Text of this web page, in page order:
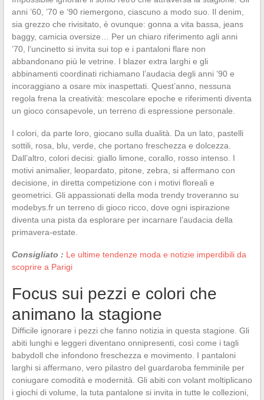
anni ’60, ’70 e ’90 riemergono, ciascuno a modo suo. Il denim,
sia grezzo che rivisitato, è ovunque: gonna a vita bassa, jeans
baggy, camicia oversize… Per un chiaro riferimento agli anni
’70, l’uncinetto si invita sui top e i pantaloni flare non
abbandonano più le vetrine. I blazer extra larghi e gli
abbinamenti coordinati richiamano l’audacia degli anni ’90 e
incoraggiano a osare mix inaspettati. Quest’anno, nessuna
regola frena la creatività: mescolare epoche e riferimenti diventa
un gioco consapevole, un terreno di espressione personale.
I colori, da parte loro, giocano sulla dualità. Da un lato, pastelli
sottili, rosa, blu, verde, che portano freschezza e dolcezza.
Dall’altro, colori decisi: giallo limone, corallo, rosso intenso. I
motivi animalier, leopardato, pitone, zebra, si affermano con
decisione, in diretta competizione con i motivi floreali e
geometrici. Gli appassionati della moda trendy troveranno su
modebys.fr un terreno di gioco ricco, dove ogni ispirazione
diventa una pista da esplorare per incarnare l’audacia della
primavera-estate.
Consigliato : Le ultime tendenze moda e notizie imperdibili da
scoprire a Parigi
Focus sui pezzi e colori che
animano la stagione
Difficile ignorare i pezzi che fanno notizia in questa stagione. Gli
abiti lunghi e leggeri diventano onnipresenti, così come i tagli
babydoll che infondono freschezza e movimento. I pantaloni
larghi si affermano, vero pilastro del guardaroba femminile per
coniugare comodità e modernità. Gli abiti con volant moltiplicano
i giochi di volume, la tuta pantalone si invita in tutte le collezioni,